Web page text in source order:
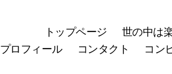
トップページ
世の中は
プロフィール
コンタクト コン